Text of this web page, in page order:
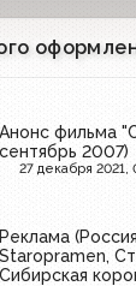
Анонс фильма
сентябрь 2007)
27 декабря 2021,
Реклама
Staropramen,
Сибирская